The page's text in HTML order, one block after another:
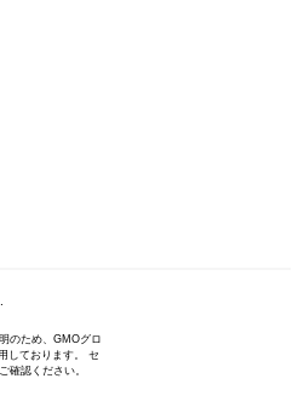
のため、GMOグロ
しております。 セ
確認ください。